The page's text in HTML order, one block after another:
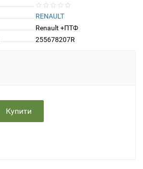
RENAULT
Renault +ПТФ
255678207R
Купити